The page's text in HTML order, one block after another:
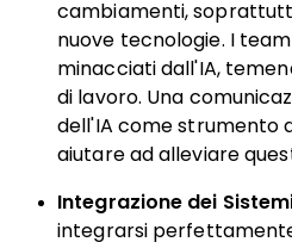
cambiamenti,
nuove tecnologie. I
minacciati dall'IA,
di lavoro. Una
dell'IA come strumento
aiutare ad alleviare
Integrazione dei
integrarsi